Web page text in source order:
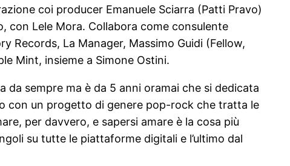
coi producer Emanuele Sciarra (Patti Pravo)
con Lele Mora. Collabora come consulente
Records, La Manager, Massimo Guidi (Fellow,
Mint, insieme a Simone Ostini.
da sempre ma è da 5 anni oramai che si dedicata
con un progetto di genere pop-rock che tratta le
per davvero, e sapersi amare è la cosa più
su tutte le piattaforme digitali e l’ultimo dal